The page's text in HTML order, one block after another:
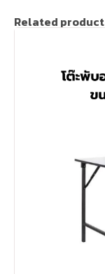
Related product